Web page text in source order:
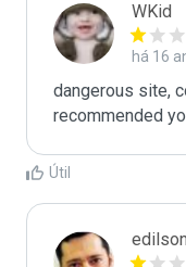
WKid
há 16
dangerous site,
recommended
Útil